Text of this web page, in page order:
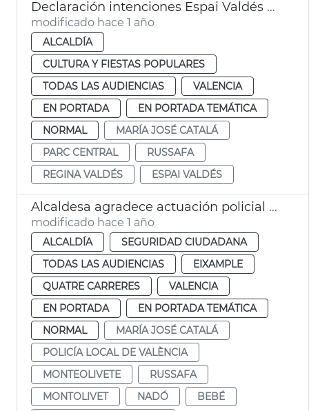
Declaración intenciones Espai Valdés València
modificado hace 1 año
ALCALDÍA
CULTURA Y FIESTAS POPULARES
TODAS LAS AUDIENCIAS
VALENCIA
EN PORTADA
EN PORTADA TEMÁTICA
NORMAL
MARÍA JOSÉ CATALÁ
PARC CENTRAL
RUSSAFA
REGINA VALDÉS
ESPAI VALDÉS
Alcaldesa agradece actuación policial que salva a una recién nacida en Monteolivete
modificado hace 1 año
ALCALDÍA
SEGURIDAD CIUDADANA
TODAS LAS AUDIENCIAS
EIXAMPLE
QUATRE CARRERES
VALENCIA
EN PORTADA
EN PORTADA TEMÁTICA
NORMAL
MARÍA JOSÉ CATALÁ
POLICÍA LOCAL DE VALÈNCIA
MONTEOLIVETE
RUSSAFA
MONTOLIVET
NADÓ
BEBÉ